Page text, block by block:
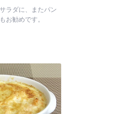
ラダに、またパン
お勧めです。